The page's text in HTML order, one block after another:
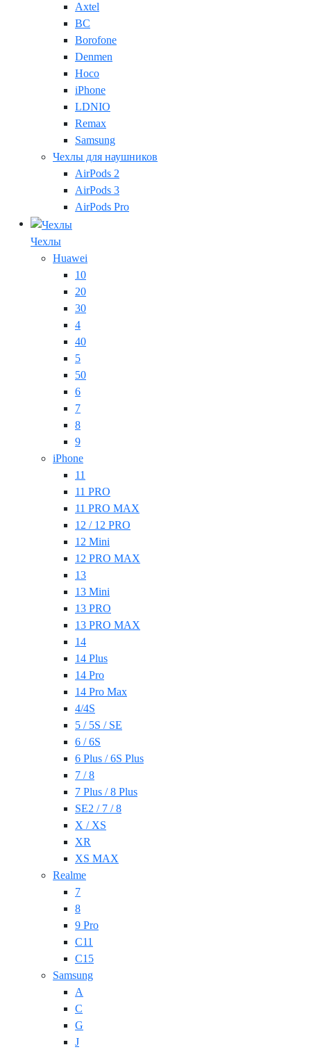
Axtel
BC
Borofone
Denmen
Hoco
iPhone
LDNIO
Remax
Samsung
Чехлы для наушников
AirPods 2
AirPods 3
AirPods Pro
Чехлы
Huawei
10
20
30
4
40
5
50
6
7
8
9
iPhone
11
11 PRO
11 PRO MAX
12 / 12 PRO
12 Mini
12 PRO MAX
13
13 Mini
13 PRO
13 PRO MAX
14
14 Plus
14 Pro
14 Pro Max
4/4S
5 / 5S / SE
6 / 6S
6 Plus / 6S Plus
7 / 8
7 Plus / 8 Plus
SE2 / 7 / 8
X / XS
XR
XS MAX
Realme
7
8
9 Pro
C11
C15
Samsung
A
C
G
J